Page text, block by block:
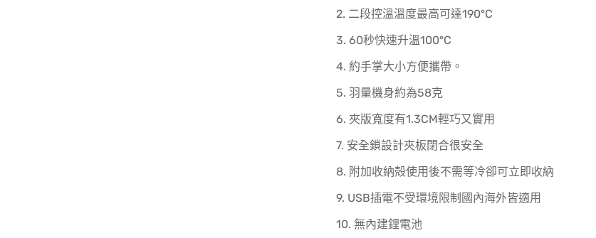
2. 二段控溫溫度最高可達190°C
3. 60秒快速升溫100°C
4. 約手掌大小方便攜帶。
5. 羽量機身約為58克
6. 夾版寬度有1.3CM輕巧又實用
7. 安全鎖設計夾板閉合很安全
8. 附加收納殻使用後不需等冷卻可立即收納
9. USB插電不受環境限制國內海外皆適用
10. 無內建鋰電池